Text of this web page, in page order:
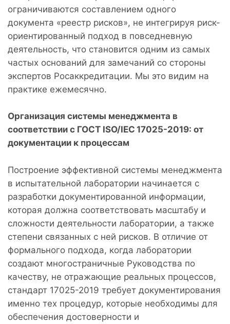
ограничиваются составлением одного
документа «реестр рисков», не интегрируя риск-
ориентированный подход в повседневную
деятельность, что становится одним из самых
частых оснований для замечаний со стороны
экспертов Росаккредитации. Мы это видим на
практике ежемесячно.
Организация системы менеджмента в
соответствии с ГОСТ ISO/IEC 17025-2019: от
документации к процессам
Построение эффективной системы менеджмента
в испытательной лаборатории начинается с
разработки документированной информации,
которая должна соответствовать масштабу и
сложности деятельности лаборатории, а также
степени связанных с ней рисков. В отличие от
формального подхода, когда лаборатории
создают многостраничные Руководства по
качеству, не отражающие реальных процессов,
стандарт 17025-2019 требует документирования
именно тех процедур, которые необходимы для
обеспечения достоверности и